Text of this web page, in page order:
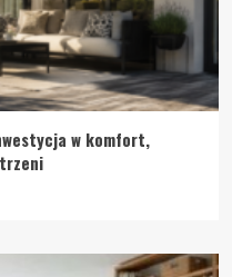
w komfort,